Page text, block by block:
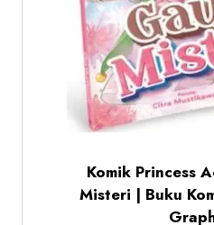
Komik Princess
Misteri | Buku